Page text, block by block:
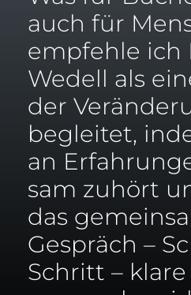
auch für
emp­feh­le ich
Wedell als
der
beglei­tet,
an
sam zuhört
das
Gespräch –
Schritt –